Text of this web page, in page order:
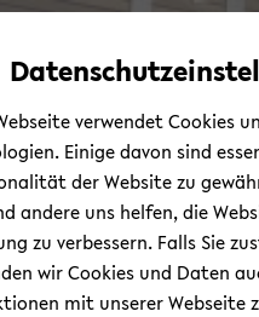
vermeiden
zum
wechseln
zum
wechseln
zum
wechseln
verwendet Cookies
Einige davon sind
der Website zu
andere uns helfen, die
zu verbessern. Falls Sie
wir Cookies und Daten
mit unserer Webseite